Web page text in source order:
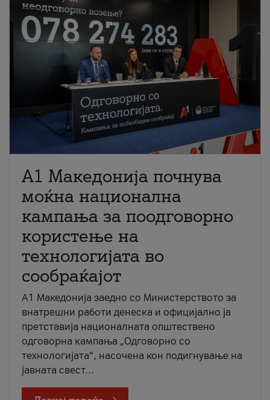
A1 Македонија почнува
моќна национална
кампања за поодговорно
користење на
технологијата во
сообраќајот
A1 Македонија заедно со Министерството за
внатрешни работи денеска и официјално ја
претставија националната општествено
одговорна кампања „Одговорно со
технологијата“, насочена кон подигнување на
јавната свест...